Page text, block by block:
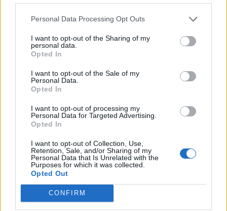
Personal Data Processing Opt Outs
I want to opt-out of the Sharing of my
personal data.
Opted In
I want to opt-out of the Sale of my
Personal Data.
Opted In
I want to opt-out of processing my
Personal Data for Targeted Advertising.
Opted In
I want to opt-out of Collection, Use,
Retention, Sale, and/or Sharing of my
Personal Data that Is Unrelated with the
Purposes for which it was collected.
Opted Out
CONFIRM